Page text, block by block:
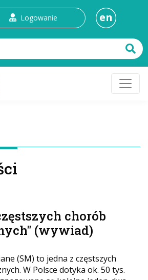
Logowanie en
chorób
(wywiad)
(SM) to jedna z częstszych
W Polsce dotyka ok. 50 tys.